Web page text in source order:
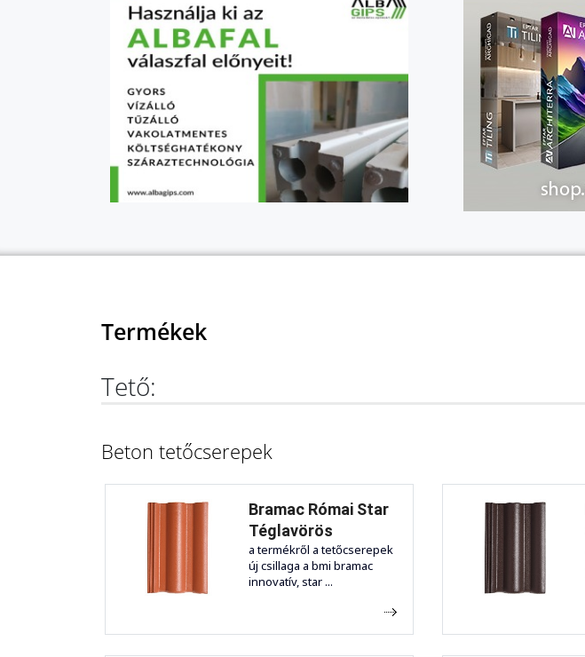
Termékek
Tető:
Beton tetőcserepek
Bramac Római Star
Téglavörös
a termékről a tetőcserepek
új csillaga a bmi bramac
innovatív, star ...